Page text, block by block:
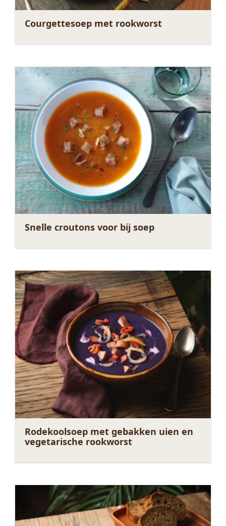
Courgettesoep met rookworst
Snelle croutons voor bij soep
Rodekoolsoep met gebakken uien en
vegetarische rookworst